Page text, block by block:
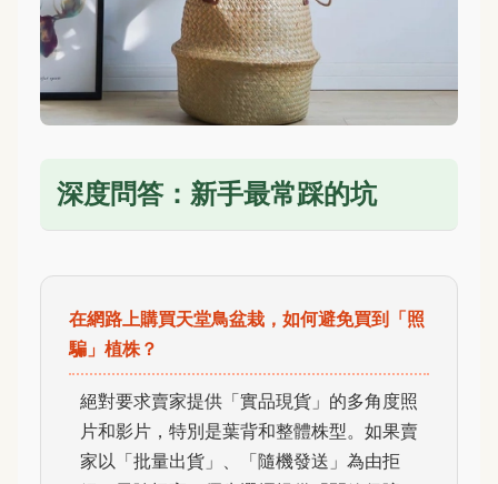
深度問答：新手最常踩的坑
在網路上購買天堂鳥盆栽，如何避免買到「照
騙」植株？
絕對要求賣家提供「實品現貨」的多角度照
片和影片，特別是葉背和整體株型。如果賣
家以「批量出貨」、「隨機發送」為由拒